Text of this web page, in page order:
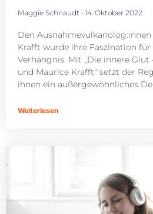
Maggie Schnaudt 14. Oktober 2022
Den
Krafft wurde ihre Faszination für
Verhängnis. Mit „Die innere Glut
und Maurice Krafft“ setzt der
ihnen ein außergewöhnliches
Weiterlesen